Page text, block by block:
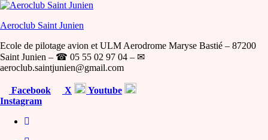
Skip
the
Aeroclub Saint Junien
Ecole de pilotage avion et ULM Aerodrome Maryse Bastié – 87200
Saint Junien – ☎ 05 55 02 97 04 – ✉
aeroclub.saintjunien@gmail.com
Facebook X
Youtube
Instagram